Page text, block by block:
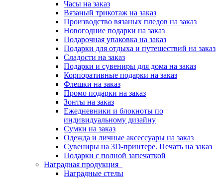
Часы на заказ
Вязаный трикотаж на заказ
Производство вязаных пледов на заказ
Новогодние подарки на заказ
Подарочная упаковка на заказ
Подарки для отдыха и путешествий на заказ
Сладости на заказ
Подарки и сувениры для дома на заказ
Корпоративные подарки на заказ
Флешки на заказ
Промо подарки на заказ
Зонты на заказ
Ежедневники и блокноты по
индивидуальному дизайну
Сумки на заказ
Одежда и личные аксессуары на заказ
Сувениры на 3D-принтере. Печать на заказ
Подарки с полной запечаткой
Наградная продукция
Наградные стелы